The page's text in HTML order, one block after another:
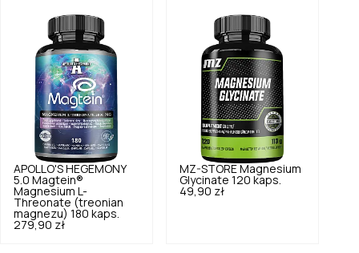
APOLLO'S HEGEMONY
5.0 Magtein®
Magnesium L-
Threonate (treonian
magnezu) 180 kaps.
279,90 zł
MZ-STORE Magnesium
Glycinate 120 kaps.
49,90 zł